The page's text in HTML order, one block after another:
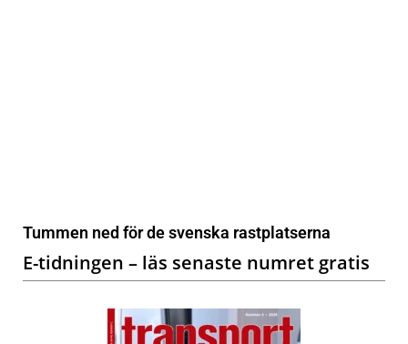
Tummen ned för de svenska rastplatserna
E-tidningen – läs senaste numret gratis